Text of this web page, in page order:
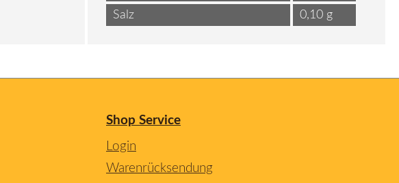
Salz 0,10 g
Shop Service
Login
Warenrücksendung